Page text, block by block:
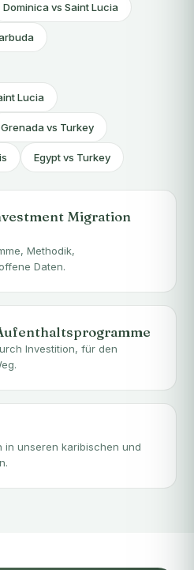
Dominica vs Saint Lucia
Lucia
Grenada vs Turkey
Egypt vs Turkey
Migration
Methodik,
Daten.
Investition, für den
in unseren karibischen und